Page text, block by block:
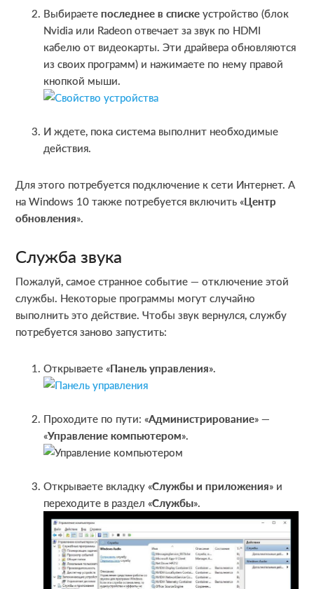
Выбираетепоследнее в спискеустройство (блок
Nvidia или Radeon отвечает за звук по HDMI
кабелю от видеокарты. Эти драйвера обновляются
из своих программ) и нажимаете по нему правой
кнопкой мыши.
И ждете, пока система выполнит необходимые
действия.
Для этого потребуется подключение к сети Интернет. А
на Windows 10 также потребуется включить «Центр
обновления».
Служба звука
Пожалуй, самое странное событие — отключение этой
службы. Некоторые программы могут случайно
выполнить это действие. Чтобы звук вернулся, службу
потребуется заново запустить:
Открываете «Панель управления».
Проходите по пути: «Администрирование» —
«Управление компьютером».
Открываете вкладку «Службы и приложения» и
переходите в раздел «Службы».